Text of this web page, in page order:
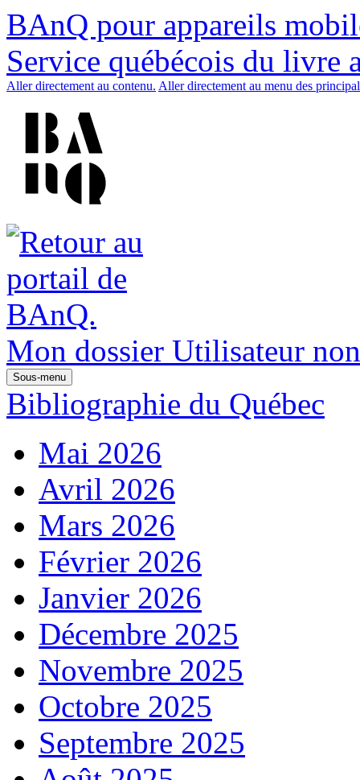
BAnQ pour appareils
Service québécois du livre
Aller directement au contenu. Aller directement au menu des
Mon dossier Utilisateur
Sous-menu
Bibliographie du Québec
Mai 2026
Avril 2026
Mars 2026
Février 2026
Janvier 2026
Décembre 2025
Novembre 2025
Octobre 2025
Septembre 2025